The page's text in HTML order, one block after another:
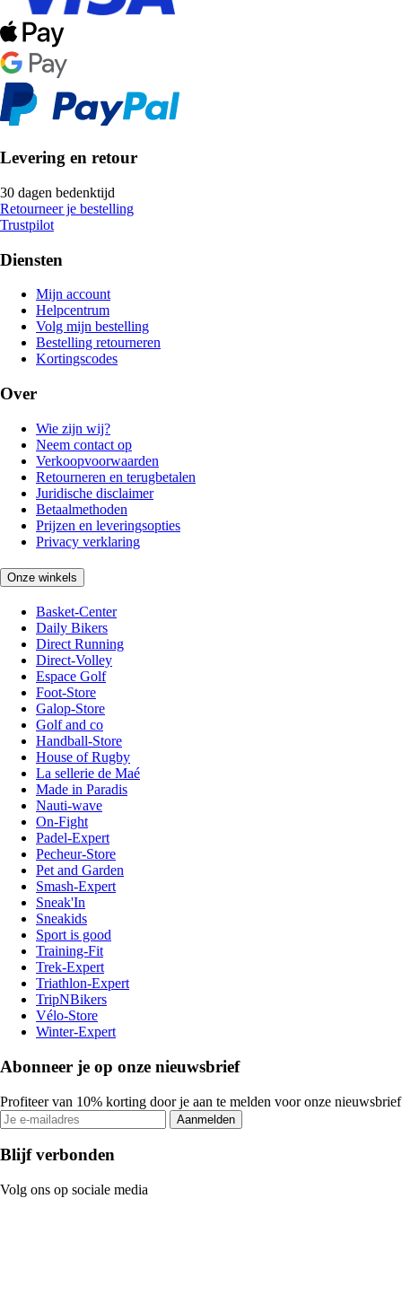
Levering en retour
30 dagen bedenktijd
Retourneer je bestelling
Trustpilot
Diensten
Mijn account
Helpcentrum
Volg mijn bestelling
Bestelling retourneren
Kortingscodes
Over
Wie zijn wij?
Neem contact op
Verkoopvoorwaarden
Retourneren en terugbetalen
Juridische disclaimer
Betaalmethoden
Prijzen en leveringsopties
Privacy verklaring
Onze winkels
Basket-Center
Daily Bikers
Direct Running
Direct-Volley
Espace Golf
Foot-Store
Galop-Store
Golf and co
Handball-Store
House of Rugby
La sellerie de Maé
Made in Paradis
Nauti-wave
On-Fight
Padel-Expert
Pecheur-Store
Pet and Garden
Smash-Expert
Sneak'In
Sneakids
Sport is good
Training-Fit
Trek-Expert
Triathlon-Expert
TripNBikers
Vélo-Store
Winter-Expert
Abonneer je op onze nieuwsbrief
Profiteer van 10% korting door je aan te melden voor onze nieuwsbrief
Aanmelden
Blijf verbonden
Volg ons op sociale media